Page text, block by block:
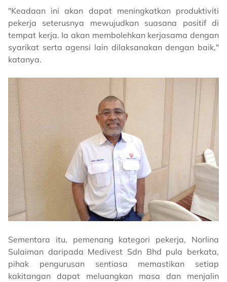
"Keadaan ini akan dapat meningkatkan produktiviti
pekerja seterusnya mewujudkan suasana positif di
tempat kerja. Ia akan membolehkan kerjasama dengan
syarikat serta agensi lain dilaksanakan dengan baik,"
katanya.
Sementara itu, pemenang kategori pekerja, Norlina
Sulaiman daripada Medivest Sdn Bhd pula berkata,
pihak pengurusan sentiasa memastikan setiap
kakitangan dapat meluangkan masa dan menjalin